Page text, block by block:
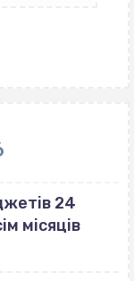
24
місяців